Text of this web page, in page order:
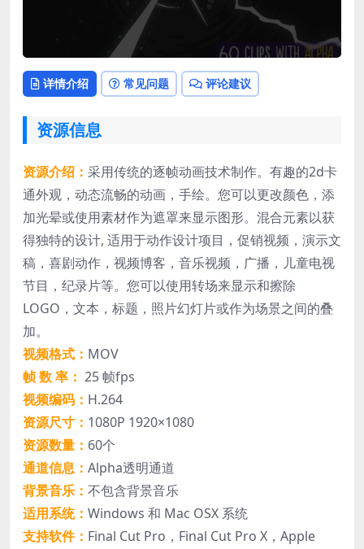
Video
详情介绍 常见问题 评论建议
资源信息
资源介绍： 采用传统的逐帧动画技术制作。有趣的2d卡
通外观，动态流畅的动画，手绘。您可以更改颜色，添
加光晕或使用素材作为遮罩来显示图形。混合元素以获
得独特的设计, 适用于动作设计项目，促销视频，演示文
稿，喜剧动作，视频博客，音乐视频，广播，儿童电视
节目，纪录片等。您可以使用转场来显示和擦除
LOGO，文本，标题，照片幻灯片或作为场景之间的叠
加。
视频格式： MOV
帧 数 率： 25 帧fps
视频编码： H.264
资源尺寸： 1080P 1920×1080
资源数量： 60个
通道信息： Alpha透明通道
背景音乐： 不包含背景音乐
适用系统： Windows 和 Mac OSX 系统
支持软件： Final Cut Pro，Final Cut Pro X，Apple